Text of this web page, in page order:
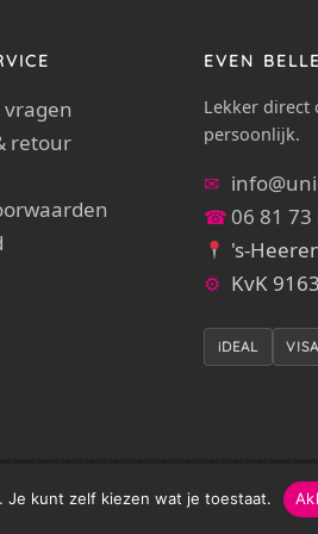
vragen
retour
EVEN
Lekker direct
persoonlijk.
✉
☎ 06 81 73
's-
⚙ KvK
iDEAL VISA
Voor herinneringsstukken &
Je kunt zelf kiezen wat je toestaat.